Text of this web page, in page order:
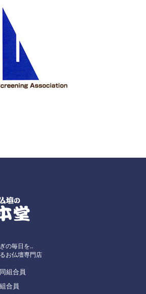
の毎日を‥
お仏壇専門店
組合員
合員